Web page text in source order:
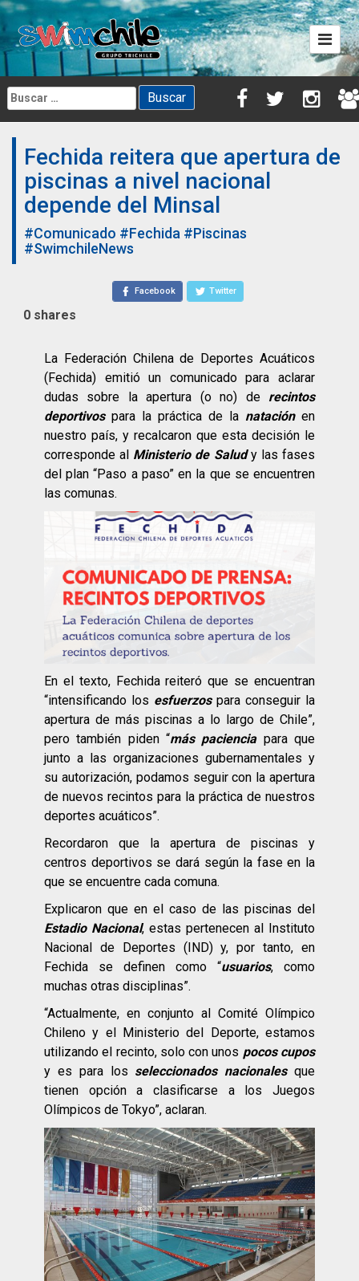
Skip
content
Buscar:
Fechida reitera que apertura de
piscinas a nivel nacional
depende del Minsal
#Comunicado #Fechida #Piscinas
#SwimchileNews
Facebook Twitter
0 shares
La Federación Chilena de Deportes Acuáticos
(Fechida) emitió un comunicado para aclarar
dudas sobre la apertura (o no) de recintos
deportivospara la práctica de la nataciónen
nuestro país, y recalcaron que esta decisión le
corresponde al Ministerio de Salud y las fases
del plan “Paso a paso” en la que se encuentren
las comunas.
En el texto, Fechida reiteró que se encuentran
“intensificando los esfuerzospara conseguir la
apertura de más piscinas a lo largo de Chile”,
pero también piden “más pacienciapara que
junto a las organizaciones gubernamentales y
su autorización, podamos seguir con la apertura
de nuevos recintos para la práctica de nuestros
deportes acuáticos”.
Recordaron que la apertura de piscinas y
centros deportivos se dará según la fase en la
que se encuentre cada comuna.
Explicaron que en el caso de las piscinas del
Estadio Nacional, estas pertenecen al Instituto
Nacional de Deportes (IND) y, por tanto, en
Fechida se definen como “usuarios, como
muchas otras disciplinas”.
“Actualmente, en conjunto al Comité Olímpico
Chileno y el Ministerio del Deporte, estamos
utilizando el recinto, solo con unos pocos cupos
y es para los seleccionados nacionalesque
tienen opción a clasificarse a los Juegos
Olímpicos de Tokyo”, aclaran.